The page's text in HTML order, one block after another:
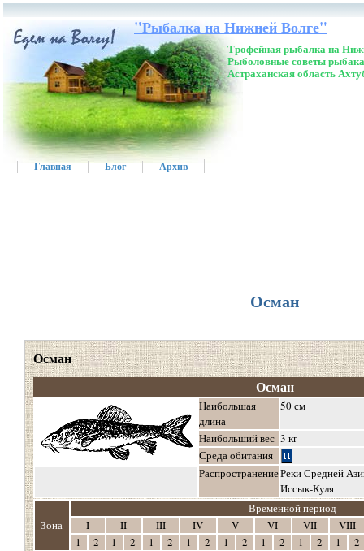
"Рыбалка на Нижней Волге"
Трофейная рыбалка на
Рыболовные советы
Астраханская область
Главная Блог Архив
Осман
Осман
Осман
Наибольшая
длина
50 см
Наибольший вес 3 кг
Среда обитания
РаспространениеРеки Средней
Иссык-Куля
Зона
Временной период
I
II III IV V VI VII
VIII
1
2 1 2 1 2 1 2 1 2 1 2 1 2 1
2